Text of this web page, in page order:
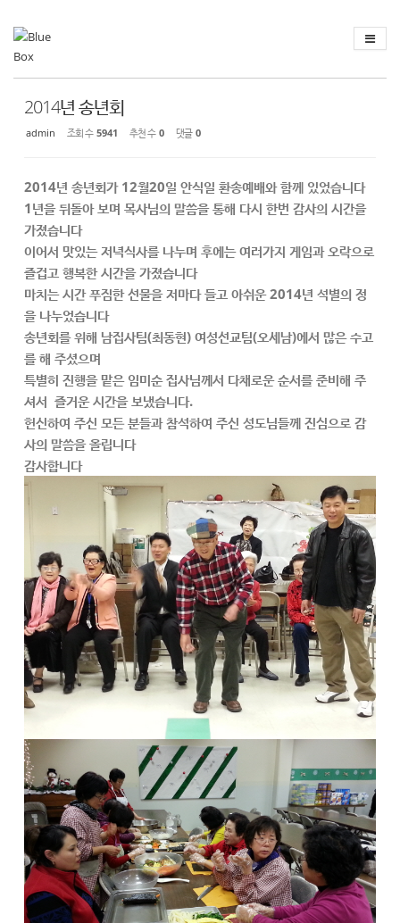
2014년 송년회
admin 조회 수 5941 추천 수 0 댓글 0
2014년 송년회가 12월20일 안식일 환송예배와 함께 있었습니다
1년을 뒤돌아 보며 목사님의 말씀을 통해 다시 한번 감사의 시간을
가졌습니다
이어서 맛있는 저녁식사를 나누며 후에는 여러가지 게임과 오락으로
즐겁고 행복한 시간을 가졌습니다
마치는 시간 푸짐한 선물을 저마다 들고 아쉬운 2014년 석별의 정
을 나누었습니다
송년회를 위해 남집사팀(최동현) 여성선교팀(오세남)에서 많은 수고
를 해 주셨으며
특별히 진행을 맡은 임미순 집사님께서 다채로운 순서를 준비해 주
셔서 즐거운 시간을 보냈습니다.
헌신하여 주신 모든 분들과 참석하여 주신 성도님들께 진심으로 감
사의 말씀을 올립니다
감사합니다
스케치북5
스케치북5